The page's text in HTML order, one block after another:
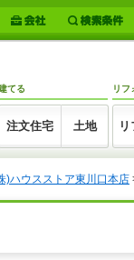
てる
注文住宅 土地
リフ
)ハウスストア東川口本店